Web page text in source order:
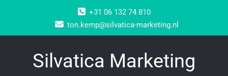
+31 06 132 74 810
ton.kemp@silvatica-marketing.nl
Silvatica Marketing